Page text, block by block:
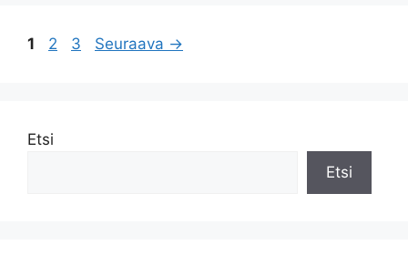
Sivu
1 Sivu
2 Sivu
3 Seuraava →
Etsi
Etsi